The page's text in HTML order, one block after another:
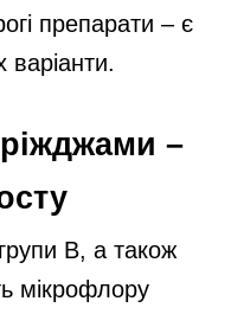
препарати – є
варіанти.
–
B, а також
мікрофлору